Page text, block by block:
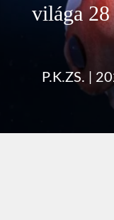
világa
P.K.ZS.